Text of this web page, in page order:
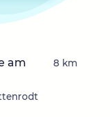
am
8 km